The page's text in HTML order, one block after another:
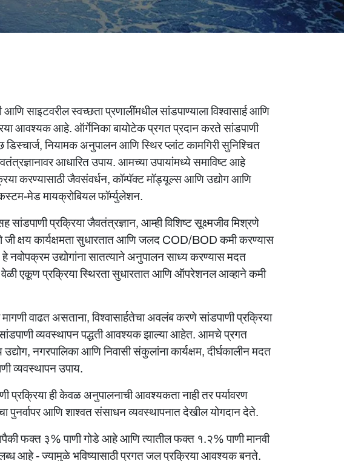
आणि साइटवरील स्वच्छता प्रणालींमधील सांडपाण्याला विश्वासार्ह आणि
आवश्यक आहे. ऑर्गेनिका बायोटेक प्रगत प्रदान करतेसांडपाणी
डिस्चार्ज, नियामक अनुपालन आणि स्थिर प्लांट कामगिरी सुनिश्चित
आधारित उपाय. आमच्या उपायांमध्ये समाविष्ट आहे
करण्यासाठी जैवसंवर्धन, कॉम्पॅक्ट मॉड्यूल्स आणि उद्योग आणि
मेड मायक्रोबियल फॉर्म्युलेशन.
सांडपाणी प्रक्रिया जैवतंत्रज्ञान, आम्ही विशिष्ट सूक्ष्मजीव मिश्रणे
जी क्षय कार्यक्षमता सुधारतात आणि जलद COD/BOD कमी करण्यास
नवोपक्रम उद्योगांना सातत्याने अनुपालन साध्य करण्यास मदत
एकूण प्रक्रिया स्थिरता सुधारतात आणि ऑपरेशनल आव्हाने कमी
मागणी वाढत असताना, विश्वासार्हतेचा अवलंब करणेसांडपाणी प्रक्रिया
व्यवस्थापनपद्धती आवश्यक झाल्या आहेत. आमचे प्रगत
उद्योग, नगरपालिका आणि निवासी संकुलांना कार्यक्षम, दीर्घकालीन मदत
व्यवस्थापन उपाय.
प्रक्रिया ही केवळ अनुपालनाची आवश्यकता नाही तर पर्यावरण
पुनर्वापर आणि शाश्वत संसाधन व्यवस्थापनात देखील योगदान देते.
फक्त ३% पाणी गोडे आहे आणि त्यातील फक्त १.२% पाणी मानवी
आहे - ज्यामुळे भविष्यासाठी प्रगत जल प्रक्रिया आवश्यक बनते.